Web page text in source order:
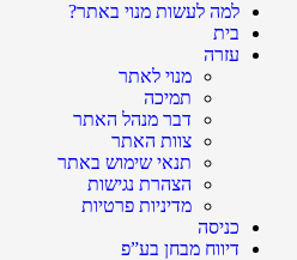
למה לעשות מנוי באתר?
בית
עזרה
מנוי לאתר
תמיכה
דבר מנהל האתר
צוות האתר
תנאי שימוש באתר
הצהרת נגישות
מדיניות פרטיות
כניסה
דיווח מבחן בע”פ